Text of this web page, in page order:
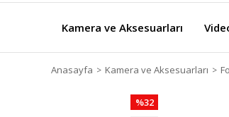
Kamera ve Aksesuarları
Anasayfa Kamera ve Aksesuarları
%32